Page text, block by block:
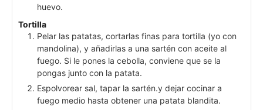
huevo.
Tortilla
Pelar las patatas, cortarlas finas para tortilla (yo con
mandolina), y añadirlas a una sartén con aceite al
fuego. Si le pones la cebolla, conviene que se la
pongas junto con la patata.
Espolvorear sal, tapar la sartén.y dejar cocinar a
fuego medio hasta obtener una patata blandita.